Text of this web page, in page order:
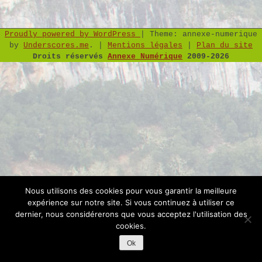
Proudly powered by WordPress
Theme: annexe-numerique
by Underscores.me . Mentions légales
Plan du site
Droits réservés Annexe Numérique 2009-2026
Nous utilisons des cookies pour vous garantir la meilleure
expérience sur notre site. Si vous continuez à utiliser ce
dernier, nous considérerons que vous acceptez l'utilisation des
cookies.
Ok